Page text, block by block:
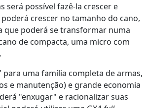
será possível fazê-la crescer e
crescer no tamanho do cano,
que poderá se transformar numa
de compacta, uma micro com
uma família completa de armas,
e manutenção) e grande economia
"enxugar" e racionalizar suas